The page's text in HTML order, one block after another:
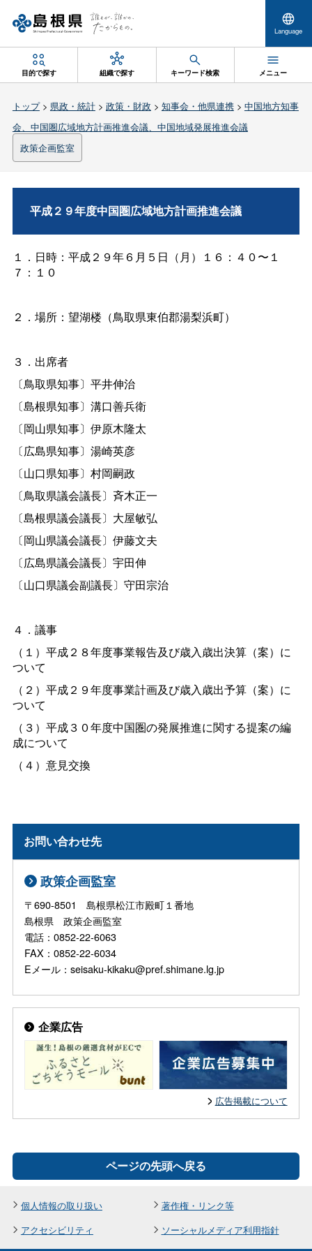
Language
目的で探す 組織で探す キーワード検索 メニュー
トップ> 県政・統計> 政策・財政 > 知事会・他県連携> 中国地方知事
会、中国圏広域地方計画推進会議、中国地域発展推進会議
政策企画監室
平成２９年度中国圏広域地方計画推進会議
１．日時：平成２９年６月５日（月）１６：４０〜１
７：１０
２．場所：望湖楼（鳥取県東伯郡湯梨浜町）
３．出席者
〔鳥取県知事〕平井伸治
〔島根県知事〕溝口善兵衛
〔岡山県知事〕伊原木隆太
〔広島県知事〕湯崎英彦
〔山口県知事〕村岡嗣政
〔鳥取県議会議長〕斉木正一
〔島根県議会議長〕大屋敏弘
〔岡山県議会議長〕伊藤文夫
〔広島県議会議長〕宇田伸
〔山口県議会副議長〕守田宗治
４．議事
（１）平成２８年度事業報告及び歳入歳出決算（案）に
ついて
（２）平成２９年度事業計画及び歳入歳出予算（案）に
ついて
（３）平成３０年度中国圏の発展推進に関する提案の編
成について
（４）意見交換
お問い合わせ先
政策企画監室
〒690-8501 島根県松江市殿町１番地
島根県 政策企画監室
電話：0852-22-6063
FAX：0852-22-6034
Eメール：seisaku-kikaku@pref.shimane.lg.jp
企業広告
広告掲載について
ページの先頭へ戻る
個人情報の取り扱い
著作権・リンク等
アクセシビリティ
ソーシャルメディア利用指針